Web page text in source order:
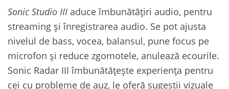
Sonic Studio III aduce îmbunătățiri audio, pentru
streaming și înregistrarea audio. Se pot ajusta
nivelul de bass, vocea, balansul, pune focus pe
microfon și reduce zgomotele, anulează ecourile.
Sonic Radar III îmbunătățește experiența pentru
cei cu probleme de auz, le oferă sugestii vizuale